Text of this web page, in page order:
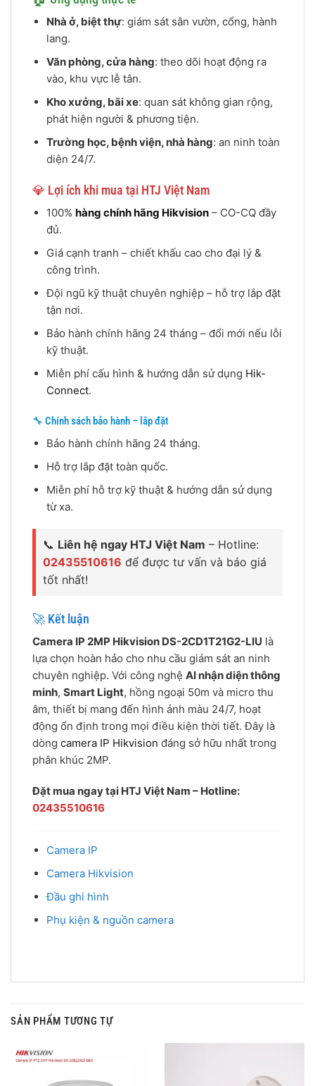
Nhà ở, biệt thự: giám sát sân vườn, cổng, hành
lang.
Văn phòng, cửa hàng: theo dõi hoạt động ra
vào, khu vực lễ tân.
Kho xưởng, bãi xe: quan sát không gian rộng,
phát hiện người & phương tiện.
Trường học, bệnh viện, nhà hàng: an ninh toàn
diện 24/7.
💎 Lợi ích khi mua tại HTJ Việt Nam
100% hàng chính hãng Hikvision– CO-CQ đầy
đủ.
Giá cạnh tranh – chiết khấu cao cho đại lý &
công trình.
Đội ngũ kỹ thuật chuyên nghiệp – hỗ trợ lắp đặt
tận nơi.
Bảo hành chính hãng 24 tháng – đổi mới nếu lỗi
kỹ thuật.
Miễn phí cấu hình & hướng dẫn sử dụng Hik-
Connect.
🔧 Chính sách bảo hành – lắp đặt
Bảo hành chính hãng 24 tháng.
Hỗ trợ lắp đặt toàn quốc.
Miễn phí hỗ trợ kỹ thuật & hướng dẫn sử dụng
từ xa.
📞 Liên hệ ngay HTJ Việt Nam – Hotline:
02435510616 để được tư vấn và báo giá
tốt nhất!
🚀 Kết luận
Camera IP 2MP Hikvision DS-2CD1T21G2-LIU là
lựa chọn hoàn hảo cho nhu cầu giám sát an ninh
chuyên nghiệp. Với công nghệ AI nhận diện thông
minh, Smart Light, hồng ngoại 50m và micro thu
âm, thiết bị mang đến hình ảnh màu 24/7, hoạt
động ổn định trong mọi điều kiện thời tiết. Đây là
dòng camera IP Hikvision đáng sở hữu nhất trong
phân khúc 2MP.
Đặt mua ngay tại HTJ Việt Nam – Hotline:
02435510616
Camera IP
Camera Hikvision
Đầu ghi hình
Phụ kiện & nguồn camera
SẢN PHẨM TƯƠNG TỰ